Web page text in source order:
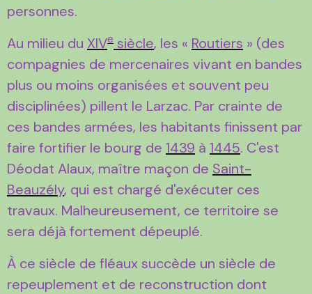
personnes.
Au milieu du XIVe siècle, les « Routiers » (des
compagnies de mercenaires vivant en bandes
plus ou moins organisées et souvent peu
disciplinées) pillent le Larzac. Par crainte de
ces bandes armées, les habitants finissent par
faire fortifier le bourg de 1439 à 1445. C'est
Déodat Alaux, maître maçon de Saint-
Beauzély, qui est chargé d'exécuter ces
travaux. Malheureusement, ce territoire se
sera déjà fortement dépeuplé.
À ce siècle de fléaux succède un siècle de
repeuplement et de reconstruction dont